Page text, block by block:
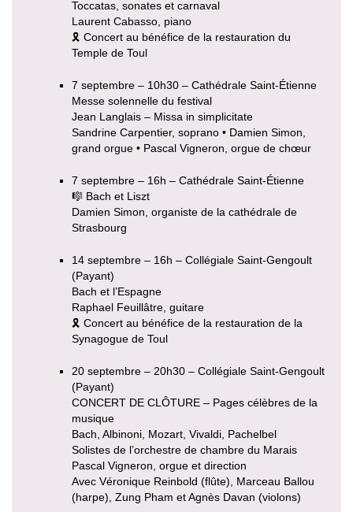
Toccatas, sonates et carnaval
Laurent Cabasso, piano
🎗 Concert au bénéfice de la restauration du
Temple de Toul
7 septembre – 10h30 – Cathédrale Saint-Étienne
Messe solennelle du festival
Jean Langlais – Missa in simplicitate
Sandrine Carpentier, soprano • Damien Simon,
grand orgue • Pascal Vigneron, orgue de chœur
7 septembre – 16h – Cathédrale Saint-Étienne
🎼 Bach et Liszt
Damien Simon, organiste de la cathédrale de
Strasbourg
14 septembre – 16h – Collégiale Saint-Gengoult
(Payant)
Bach et l’Espagne
Raphael Feuillâtre, guitare
🎗 Concert au bénéfice de la restauration de la
Synagogue de Toul
20 septembre – 20h30 – Collégiale Saint-Gengoult
(Payant)
CONCERT DE CLÔTURE – Pages célèbres de la
musique
Bach, Albinoni, Mozart, Vivaldi, Pachelbel
Solistes de l’orchestre de chambre du Marais
Pascal Vigneron, orgue et direction
Avec Véronique Reinbold (flûte), Marceau Ballou
(harpe), Zung Pham et Agnès Davan (violons)